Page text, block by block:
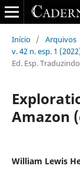
Início / Arquivos
v. 42 n. esp. 1
Ed. Esp.
Amazon
William Lewis